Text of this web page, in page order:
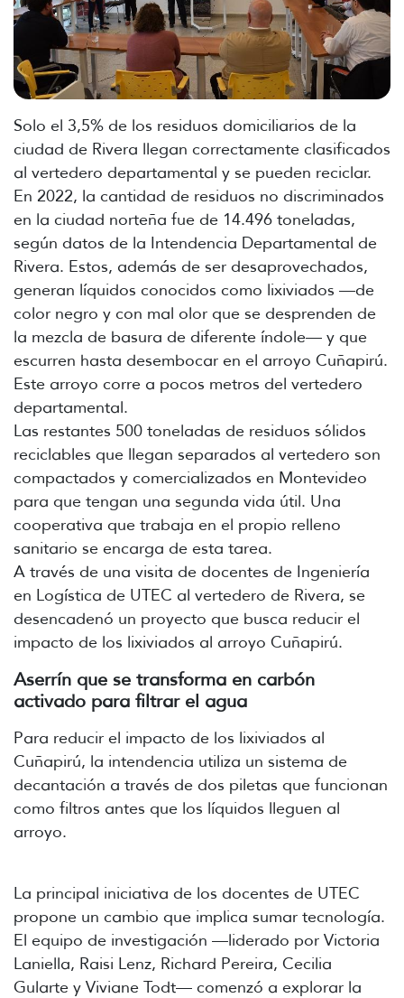
Solo el 3,5% de los residuos domiciliarios de la
ciudad de Rivera llegan correctamente clasificados
al vertedero departamental y se pueden reciclar.
En 2022, la cantidad de residuos no discriminados
en la ciudad norteña fue de 14.496 toneladas,
según datos de la Intendencia Departamental de
Rivera. Estos, además de ser desaprovechados,
generan líquidos conocidos como lixiviados —de
color negro y con mal olor que se desprenden de
la mezcla de basura de diferente índole— y que
escurren hasta desembocar en el arroyo Cuñapirú.
Este arroyo corre a pocos metros del vertedero
departamental.
Las restantes 500 toneladas de residuos sólidos
reciclables que llegan separados al vertedero son
compactados y comercializados en Montevideo
para que tengan una segunda vida útil. Una
cooperativa que trabaja en el propio relleno
sanitario se encarga de esta tarea.
A través de una visita de docentes de Ingeniería
en Logística de UTEC al vertedero de Rivera, se
desencadenó un proyecto que busca reducir el
impacto de los lixiviados al arroyo Cuñapirú.
Aserrín que se transforma en carbón
activado para filtrar el agua
Para reducir el impacto de los lixiviados al
Cuñapirú, la intendencia utiliza un sistema de
decantación a través de dos piletas que funcionan
como filtros antes que los líquidos lleguen al
arroyo.
La principal iniciativa de los docentes de UTEC
propone un cambio que implica sumar tecnología.
El equipo de investigación —liderado por Victoria
Laniella, Raisi Lenz, Richard Pereira, Cecilia
Gularte y Viviane Todt— comenzó a explorar la